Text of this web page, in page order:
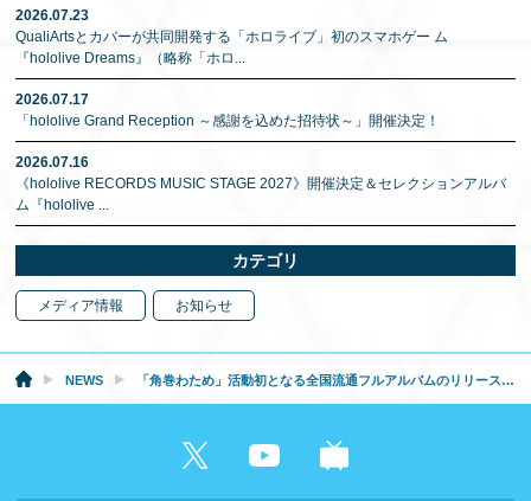
2026.07.23
QualiArtsとカバーが共同開発する「ホロライブ」初のスマホゲー ム
『hololive Dreams』（略称「ホロ ...
2026.07.17
「hololive Grand Reception ～感謝を込めた招待状～」開催決定！
2026.07.16
《hololive RECORDS MUSIC STAGE 2027》開催決定＆セレクションアルバ
ム『hololive ...
カテゴリ
メディア情報 お知らせ
NEWS 「角巻わため」活動初となる全国流通フルアルバムのリリース＆2ndソロライブ開催決定！